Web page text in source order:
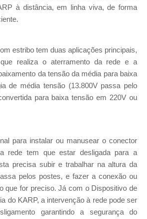
à distância, em linha viva, de forma
estribo tem duas aplicações principais,
realiza o aterramento da rede e a
da tensão da média para baixa
de média tensão (13.800V passa pelo
para baixa tensão em 220V ou
para instalar ou manusear o conector
rede tem que estar desligada para a
precisa subir e trabalhar na altura da
pelos postes, e fazer a conexão ou
que for preciso. Já com o Dispositivo de
do KARP, a intervenção à rede pode ser
garantindo a segurança do